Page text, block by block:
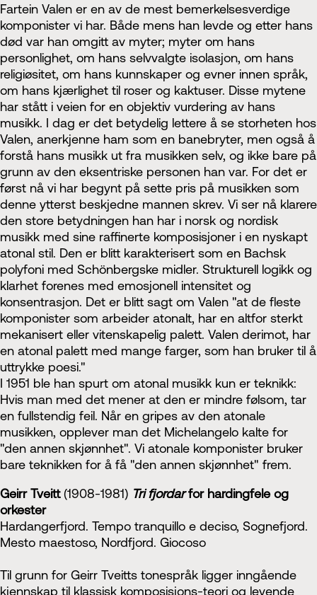
Fartein Valen er en av de mest bemerkelsesverdige
komponister vi har. Både mens han levde og etter hans
død var han omgitt av myter; myter om hans
personlighet, om hans selvvalgte isolasjon, om hans
religiøsitet, om hans kunnskaper og evner innen språk,
om hans kjærlighet til roser og kaktuser. Disse mytene
har stått i veien for en objektiv vurdering av hans
musikk. I dag er det betydelig lettere å se storheten hos
Valen, anerkjenne ham som en banebryter, men også å
forstå hans musikk ut fra musikken selv, og ikke bare på
grunn av den eksentriske personen han var. For det er
først nå vi har begynt på sette pris på musikken som
denne ytterst beskjedne mannen skrev. Vi ser nå klarere
den store betydningen han har i norsk og nordisk
musikk med sine raffinerte komposisjoner i en nyskapt
atonal stil. Den er blitt karakterisert som en Bachsk
polyfoni med Schönbergske midler. Strukturell logikk og
klarhet forenes med emosjonell intensitet og
konsentrasjon. Det er blitt sagt om Valen "at de fleste
komponister som arbeider atonalt, har en altfor sterkt
mekanisert eller vitenskapelig palett. Valen derimot, har
en atonal palett med mange farger, som han bruker til å
uttrykke poesi."
I 1951 ble han spurt om atonal musikk kun er teknikk:
Hvis man med det mener at den er mindre følsom, tar
en fullstendig feil. Når en gripes av den atonale
musikken, opplever man det Michelangelo kalte for
"den annen skjønnhet". Vi atonale komponister bruker
bare teknikken for å få "den annen skjønnhet" frem.
Geirr Tveitt(1908-1981) Tri fjordarfor hardingfele og
orkester
Hardangerfjord. Tempo tranquillo e deciso, Sognefjord.
Mesto maestoso, Nordfjord. Giocoso
Til grunn for Geirr Tveitts tonespråk ligger inngående
kjenn­skap til klassisk komposisjons-teori og levende